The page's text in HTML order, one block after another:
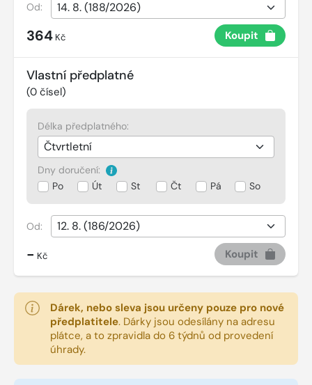
Od:
364 Kč Koupit
Vlastní předplatné
(0 čísel)
Délka předplatného:
Dny doručení:
Po
Út St Čt Pá So
Od:
- Kč Koupit
Dárek, nebo sleva jsou určeny pouze pro nové
předplatitele. Dárky jsou odesílány na adresu
plátce, a to zpravidla do 6 týdnů od provedení
úhrady.